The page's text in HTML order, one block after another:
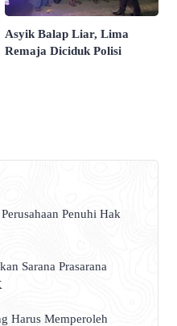
Asyik Balap Liar, Lima
Remaja Diciduk Polisi
Penuhi Hak
Sarana Prasarana
Harus Memperoleh